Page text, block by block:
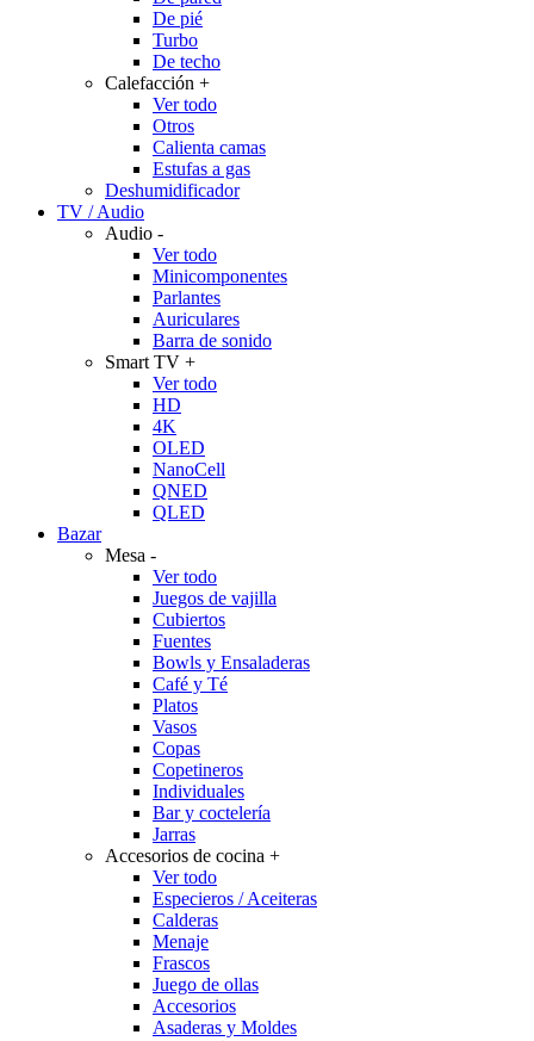
De pié
Turbo
De techo
Calefacción +
Ver todo
Otros
Calienta camas
Estufas a gas
Deshumidificador
TV / Audio
Audio -
Ver todo
Minicomponentes
Parlantes
Auriculares
Barra de sonido
Smart TV +
Ver todo
HD
4K
OLED
NanoCell
QNED
QLED
Bazar
Mesa -
Ver todo
Juegos de vajilla
Cubiertos
Fuentes
Bowls y Ensaladeras
Café y Té
Platos
Vasos
Copas
Copetineros
Individuales
Bar y coctelería
Jarras
Accesorios de cocina +
Ver todo
Especieros / Aceiteras
Calderas
Menaje
Frascos
Juego de ollas
Accesorios
Asaderas y Moldes